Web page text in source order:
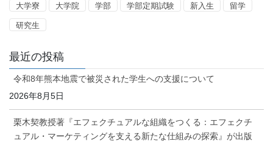
大学寮 大学院 学部 学部定期試験 新入生 留学
研究生
最近の投稿
令和8年熊本地震で被災された学生への支援について
2026年8月5日
栗木契教授著『エフェクチュアルな組織をつくる：エフェクチ
ュアル・マーケティングを支える新たな仕組みの探索』が出版